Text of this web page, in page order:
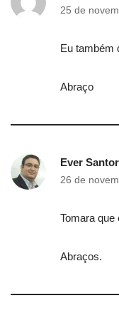
25 de
Eu também
Abraço
Ever
26 de
Tomara que
Abraços.